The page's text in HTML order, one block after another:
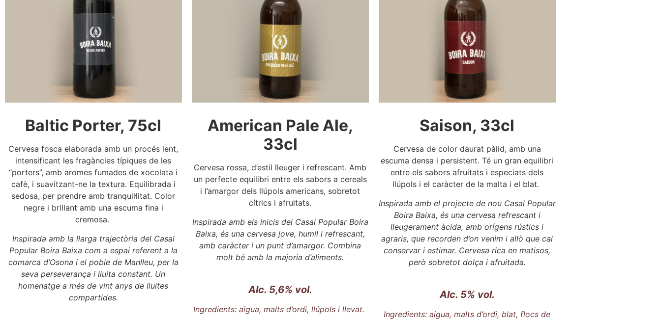
Baltic Porter, 75cl
Cervesa fosca elaborada amb un procés lent,
intensificant les fragàncies típiques de les
“porters”, amb aromes fumades de xocolata i
cafè, i suavitzant-ne la textura. Equilibrada i
sedosa, per prendre amb tranquil·litat. Color
negre i brillant amb una escuma fina i
cremosa.
Inspirada amb la llarga trajectòria del Casal
Popular Boira Baixa com a espai referent a la
comarca d’Osona i el poble de Manlleu, per la
seva perseverança i lluita constant. Un
homenatge a més de vint anys de lluites
compartides.
American Pale Ale,
33cl
Cervesa rossa, d’estil lleuger i refrescant. Amb
un perfecte equilibri entre els sabors a cereals
i l’amargor dels llúpols americans, sobretot
cítrics i afruitats.
Inspirada amb els inicis del Casal Popular Boira
Baixa, és una cervesa jove, humil i refrescant,
amb caràcter i un punt d’amargor. Combina
molt bé amb la majoria d’aliments.
Alc. 5,6% vol.
Ingredients: aigua, malts d’ordi, llúpols i llevat.
Saison, 33cl
Cervesa de color daurat pàlid, amb una
escuma densa i persistent. Té un gran equilibri
entre els sabors afruitats i especiats dels
llúpols i el caràcter de la malta i el blat.
Inspirada amb el projecte de nou Casal Popular
Boira Baixa, és una cervesa refrescant i
lleugerament àcida, amb orígens rústics i
agraris, que recorden d’on venim i allò que cal
conservar i estimar. Cervesa rica en matisos,
però sobretot dolça i afruitada.
Alc. 5% vol.
Ingredients: aigua, malts d’ordi, blat, flocs de